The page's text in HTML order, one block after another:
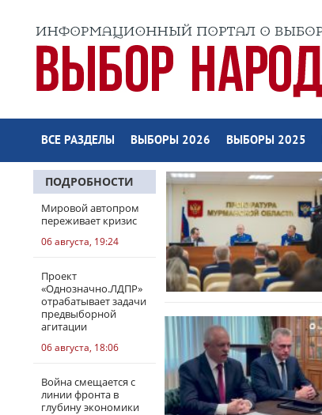
ВСЕ РАЗДЕЛЫ ВЫБОРЫ 2026 ВЫБОРЫ 2025
ПОДРОБНОСТИ
Мировой автопром
переживает кризис
06 августа, 19:24
Проект
«Однозначно.ЛДПР»
отрабатывает задачи
предвыборной
агитации
06 августа, 18:06
Война смещается с
линии фронта в
глубину экономики